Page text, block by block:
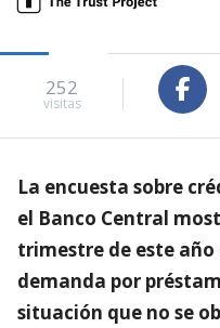
252
visitas
La encuesta sobre
el Banco Central
trimestre de este
demanda por
situación que no se